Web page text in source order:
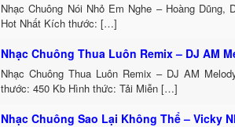
Nhạc Chuông Nói Nhỏ Em Nghe – Hoàng Dũng,
Hot Nhất Kích thước: […]
Nhạc Chuông Thua Luôn Remix – DJ AM
Nhạc Chuông Thua Luôn Remix – DJ AM
thước: 450 Kb Hình thức: Tải Miễn […]
Nhạc Chuông Sao Lại Không Thể – Vicky